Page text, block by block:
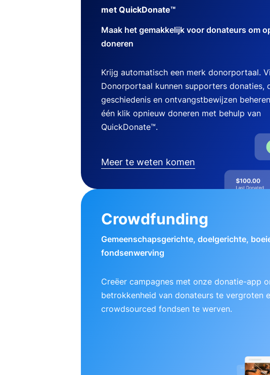
met QuickDonate™
Maak het gemakkelijk voor donateurs om
doneren
Krijg automatisch een merk donorportaal.
Donorportaal kunnen supporters donaties,
geschiedenis en ontvangstbewijzen
één klik opnieuw doneren met behulp van
QuickDonate™.
Meer te weten komen
Crowdfunding
Gemeenschapsgerichte, doelgerichte,
fondsenwerving
Creëer campagnes met onze donatie-app
betrokkenheid van donateurs te vergroten
crowdsourced fondsen te werven.